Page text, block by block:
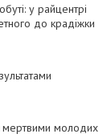
у райцентрі
до крадіжки
мертвими молодих